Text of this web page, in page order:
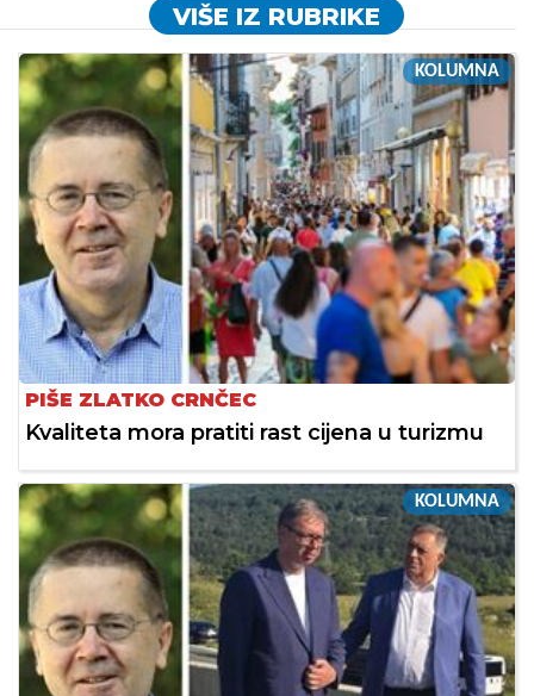
VIŠE IZ RUBRIKE
KOLUMNA
PIŠE ZLATKO CRNČEC
Kvaliteta mora pratiti rast cijena u turizmu
KOLUMNA